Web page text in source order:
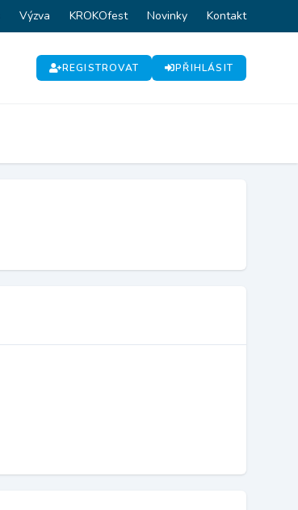
Výzva KROKOfest Novinky Kontakt
REGISTROVAT PŘIHLÁSIT